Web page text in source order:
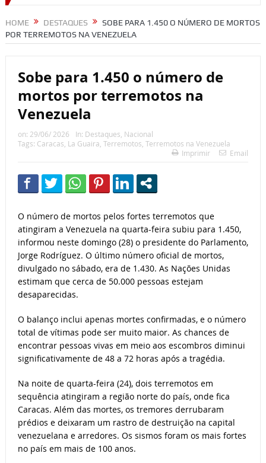
HOME DESTAQUES
SOBE PARA 1.450 O NÚMERO DE MORTOS
POR TERREMOTOS NA VENEZUELA
Sobe para 1.450 o número de
mortos por terremotos na
Venezuela
on: 29/06/ 2026 In: Destaques, Nacional
Tags: Caracas, La Guaira, Terremotos, Terremotos na Venezuela
Imprimir
Email
O número de mortos pelos fortes terremotos que
atingiram a Venezuela na quarta-feira subiu para 1.450,
informou neste domingo (28) o presidente do Parlamento,
Jorge Rodríguez. O último número oficial de mortos,
divulgado no sábado, era de 1.430. As Nações Unidas
estimam que cerca de 50.000 pessoas estejam
desaparecidas.
O balanço inclui apenas mortes confirmadas, e o número
total de vítimas pode ser muito maior. As chances de
encontrar pessoas vivas em meio aos escombros diminui
significativamente de 48 a 72 horas após a tragédia.
Na noite de quarta-feira (24), dois terremotos em
sequência atingiram a região norte do país, onde fica
Caracas. Além das mortes, os tremores derrubaram
prédios e deixaram um rastro de destruição na capital
venezuelana e arredores. Os sismos foram os mais fortes
no país em mais de 100 anos.